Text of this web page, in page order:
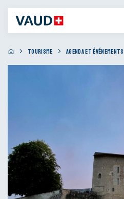
TOURISME AGENDA ET ÉVÉNEMENTS